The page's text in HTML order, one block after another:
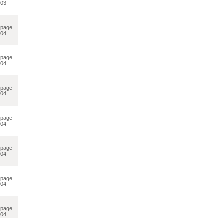
03
page
04
page
04
page
04
page
04
page
04
page
04
page
04